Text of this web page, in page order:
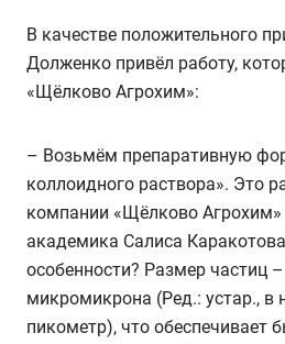
В качестве положительного
Долженко привёл работу,
«Щёлково Агрохим»:
– Возьмём препаративную
коллоидного раствора». Это
компании «Щёлково Агрохим»
академика Салиса
особенности? Размер частиц
микромикрона (Ред.: устар., в
пикометр), что обеспечивает